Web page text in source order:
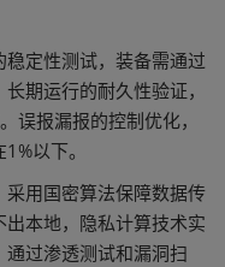
定性测试，装备需通过
期运行的耐久性验证，
误报漏报的控制优化，
以下。
用国密算法保障数据传
本地，隐私计算技术实
过渗透测试和漏洞扫